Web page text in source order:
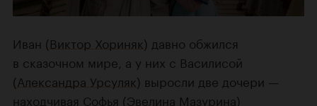
Иван (Виктор Хориняк) давно обжился
в сказочном мире, а у них с Василисой
(Александра Урсуляк) выросли две дочери —
находчивая Софья (Эвелина Мазурина)